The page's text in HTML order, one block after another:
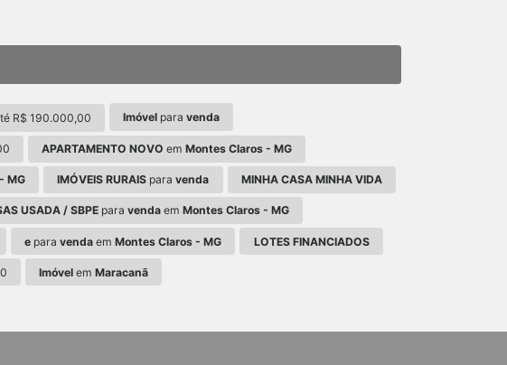
R$ 190.000,00 Imóvel paravenda
APARTAMENTO NOVO emMontes Claros - MG
MG IMÓVEIS RURAIS paravenda MINHA CASA MINHA VIDA
USADA / SBPE paravenda emMontes Claros - MG
e paravenda emMontes Claros - MG LOTES FINANCIADOS
Imóvelem Maracanã